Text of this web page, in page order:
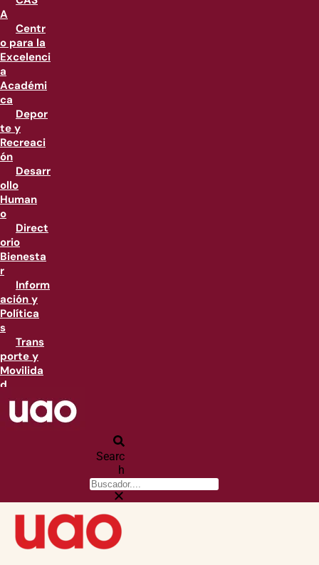
A
Centr
o para la
Excelenci
a
Académi
ca
Depor
te y
Recreaci
ón
Desarr
ollo
Human
o
Direct
orio
Bienesta
r
Inform
ación y
Política
s
Trans
porte y
Movilida
d
Searc
h